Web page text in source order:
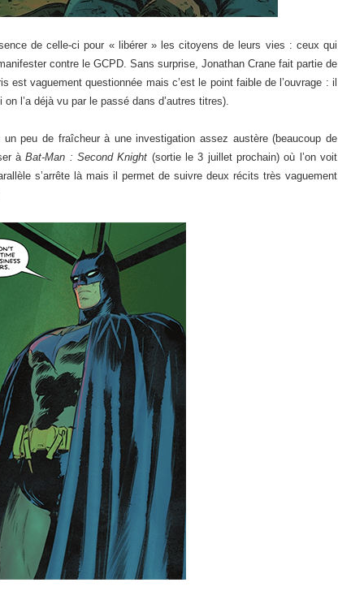
de celle-ci pour « libérer » les citoyens de leurs vies : ceux qui
contre le GCPD. Sans surprise, Jonathan Crane fait partie de
est vaguement questionnée mais c’est le point faible de l’ouvrage : il
l’a déjà vu par le passé dans d’autres titres).
peu de fraîcheur à une investigation assez austère (beaucoup de
àBat-Man : Second Knight (sortie le 3 juillet prochain) où l’on voit
s’arrête là mais il permet de suivre deux récits très vaguement